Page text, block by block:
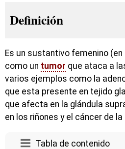
Definición
Es un sustantivo femenino
como un tumor que ataca a
varios ejemplos como la
que esta presente en tejido
que afecta en la glándula
en los riñones y el cáncer de
Tabla de contenido